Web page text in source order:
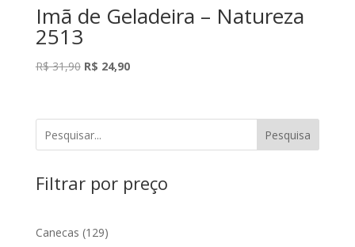
Imã de Geladeira – Natureza
2513
R$31,90 O
era:
R$ 31,90.
R$ 24,90O
é:
Pesquisa
Filtrar por preço
Canecas 129129